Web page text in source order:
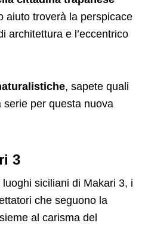
aiuto troverà la perspicace
architettura e l’eccentrico
, sapete quali
per questa nuova
3
siciliani di Makari 3, i
che seguono la
al carisma del